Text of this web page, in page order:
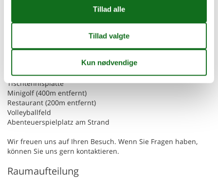
die Terrasse. Auf dem Grundstück finden Sie gemütliche
Sitzecken zum Verweilen und Grillen.
Fahrradverleih (gut ausgebauter Fahrradweg um den Stausee
Bootsverleih
Tischtennisplatte
Minigolf (400m entfernt)
Restaurant (200m entfernt)
Volleyballfeld
Abenteuerspielplatz am Strand
Wir freuen uns auf Ihren Besuch. Wenn Sie Fragen haben,
können Sie uns gern kontaktieren.
Raumaufteilung